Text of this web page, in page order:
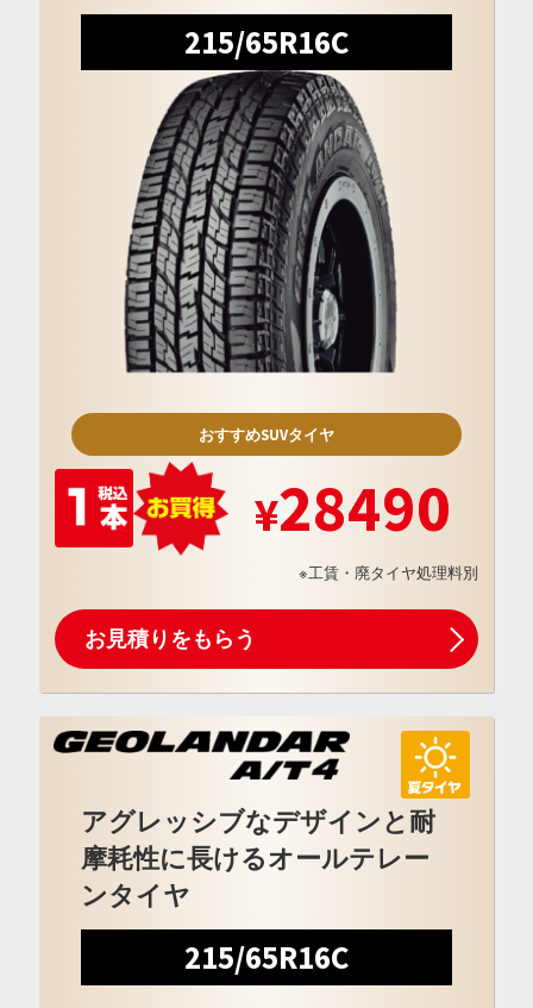
215/65R16C
おすすめSUVタイヤ
28490
※工賃・廃タイヤ処理料別
お見積りをもらう
アグレッシブなデザインと耐
摩耗性に長けるオールテレー
ンタイヤ
215/65R16C